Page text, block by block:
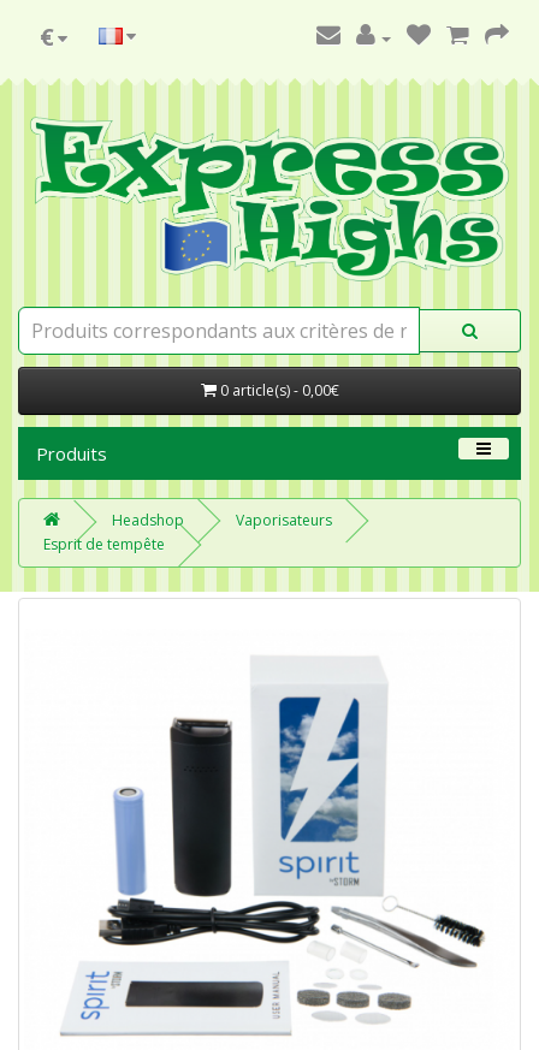
€
0 article(s) - 0,00€
Produits
Headshop
Vaporisateurs
Esprit de tempête